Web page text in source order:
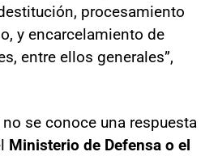
procesamiento
y encarcelamiento de
entre ellos generales”,
se conoce una respuesta
Ministerio de Defensa o el